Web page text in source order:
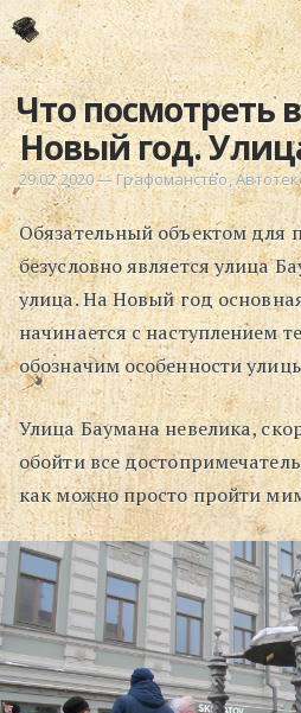
Что посмотреть
Новый год.
29.02.2020—Графоманство,
Обязательный объектом для
безусловно является улица
улица. На Новый год
начинается с наступлением
обозначим особенности
Улица Баумана невелика,
обойти все
как можно просто пройти